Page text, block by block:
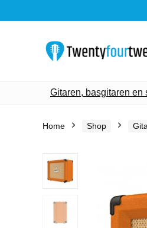
Gitaren, basgitaren en
Home Shop